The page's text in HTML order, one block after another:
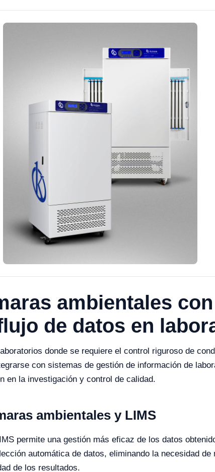
ambientales
de datos en
donde se requiere el control riguroso de
con sistemas de gestión de información de
en la investigación y control de calidad.
ambientales y LIMS
permite una gestión más eficaz de los datos
automática de datos, eliminando la necesidad
de los resultados.